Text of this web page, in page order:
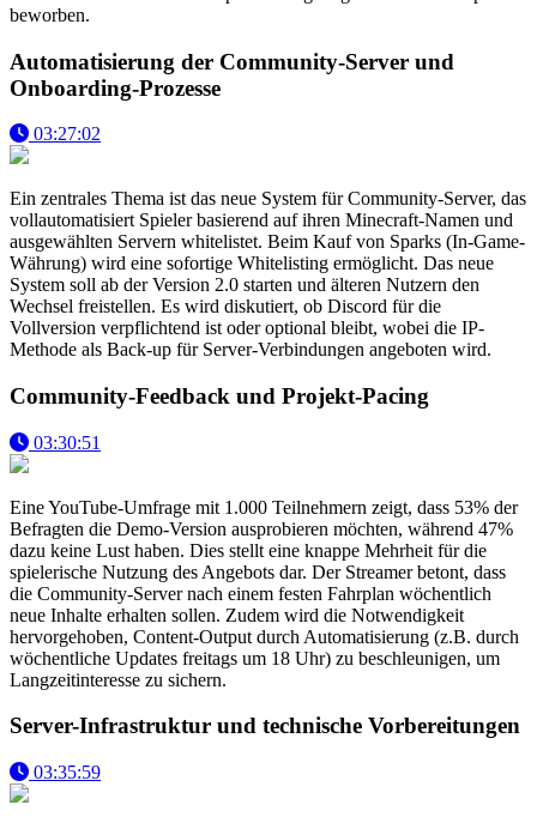
beworben.
Automatisierung der Community-Server und
Onboarding-Prozesse
03:27:02
Ein zentrales Thema ist das neue System für Community-Server, das
vollautomatisiert Spieler basierend auf ihren Minecraft-Namen und
ausgewählten Servern whitelistet. Beim Kauf von Sparks (In-Game-
Währung) wird eine sofortige Whitelisting ermöglicht. Das neue
System soll ab der Version 2.0 starten und älteren Nutzern den
Wechsel freistellen. Es wird diskutiert, ob Discord für die
Vollversion verpflichtend ist oder optional bleibt, wobei die IP-
Methode als Back-up für Server-Verbindungen angeboten wird.
Community-Feedback und Projekt-Pacing
03:30:51
Eine YouTube-Umfrage mit 1.000 Teilnehmern zeigt, dass 53% der
Befragten die Demo-Version ausprobieren möchten, während 47%
dazu keine Lust haben. Dies stellt eine knappe Mehrheit für die
spielerische Nutzung des Angebots dar. Der Streamer betont, dass
die Community-Server nach einem festen Fahrplan wöchentlich
neue Inhalte erhalten sollen. Zudem wird die Notwendigkeit
hervorgehoben, Content-Output durch Automatisierung (z.B. durch
wöchentliche Updates freitags um 18 Uhr) zu beschleunigen, um
Langzeitinteresse zu sichern.
Server-Infrastruktur und technische Vorbereitungen
03:35:59